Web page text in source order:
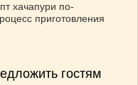
хачапури по-
приготовления
гостям